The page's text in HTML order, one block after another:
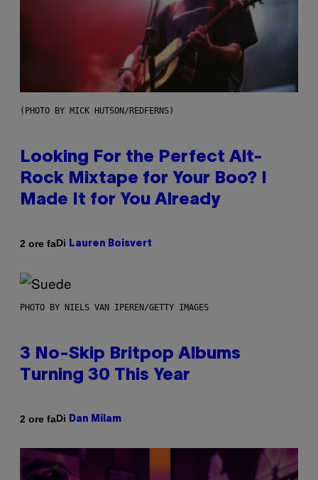
(PHOTO BY MICK HUTSON/REDFERNS)
Looking For the Perfect Alt-
Rock Mixtape for Your Boo? I
Made It for You Already
2 ore faDi Lauren Boisvert
PHOTO BY NIELS VAN IPEREN/GETTY IMAGES
3 No-Skip Britpop Albums
Turning 30 This Year
2 ore faDi Dan Milam